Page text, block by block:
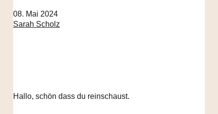
08. Mai 2024
Sarah Scholz
Hallo, schön dass du reinschaust.